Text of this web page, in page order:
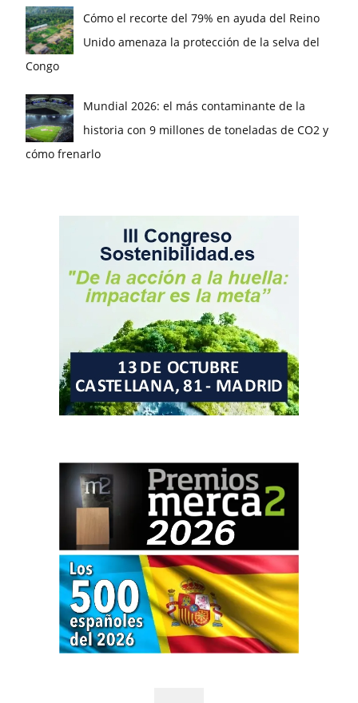
Cómo el recorte del 79% en ayuda del Reino
Unido amenaza la protección de la selva del
Congo
Mundial 2026: el más contaminante de la
historia con 9 millones de toneladas de CO2 y
cómo frenarlo